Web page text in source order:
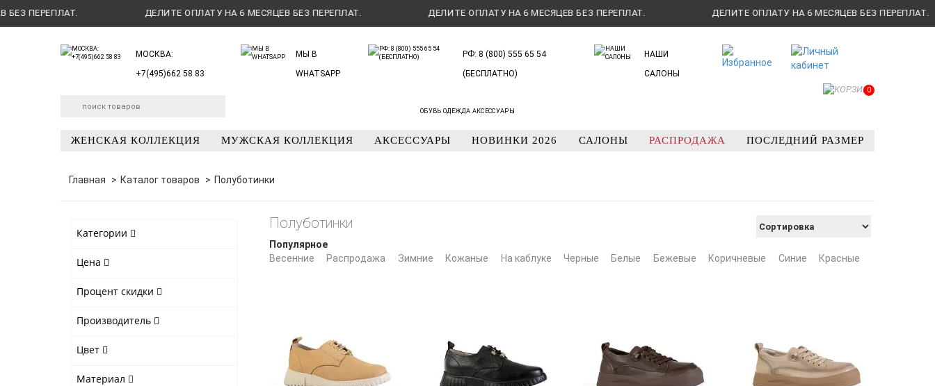
ПЕРЕПЛАТ. ДЕЛИТЕ ОПЛАТУ НА 6 МЕСЯЦЕВ БЕЗ ПЕРЕПЛАТ. ДЕЛИТЕ ОПЛАТУ НА 6 МЕСЯЦЕВ БЕЗ ПЕРЕПЛАТ. ДЕЛИТЕ ОПЛАТУ НА 6 МЕСЯЦЕВ БЕЗ ПЕРЕПЛАТ.
МОСКВА:
+7(495)662 58 83
МЫ В
WHATSAPP
РФ: 8 (800) 555 65 54
(БЕСПЛАТНО)
НАШИ
САЛОНЫ
ОБУВЬ ОДЕЖДА АКСЕССУАРЫ
0
ЖЕНСКАЯ КОЛЛЕКЦИЯ МУЖСКАЯ КОЛЛЕКЦИЯ АКСЕССУАРЫ НОВИНКИ 2026 САЛОНЫ РАСПРОДАЖА ПОСЛЕДНИЙ РАЗМЕР
Главная Каталог товаров Полуботинки
Категории
Цена
Процент скидки
Производитель
Цвет
Материал
Популярное
Весенние
Распродажа Зимние Кожаные На каблуке Черные Белые Бежевые Коричневые Синие Красные
Полуботинки